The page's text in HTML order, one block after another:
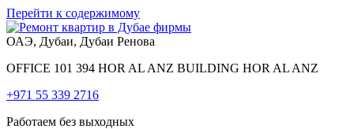
Перейти к содержимому
ОАЭ, Дубаи, Дубаи Ренова
OFFICE 101 394 HOR AL ANZ BUILDING HOR AL ANZ
+971 55 339 2716
Работаем без выходных